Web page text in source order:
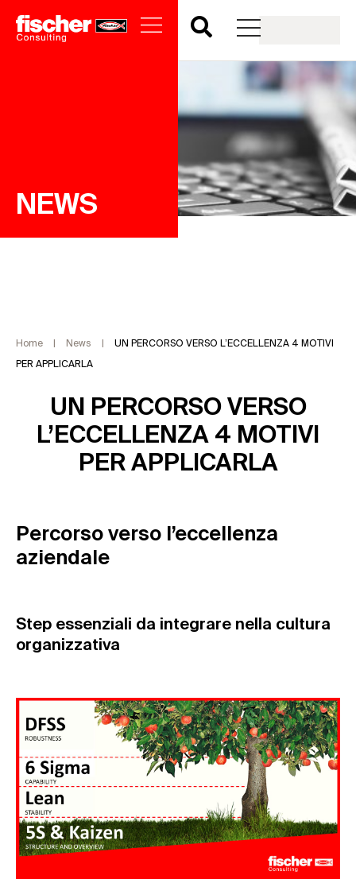
NEWS
Home | News |
UN PERCORSO VERSO L’ECCELLENZA 4 MOTIVI
PER APPLICARLA
UN PERCORSO VERSO
L’ECCELLENZA 4 MOTIVI
PER APPLICARLA
Percorso verso l’eccellenza
aziendale
Step essenziali da integrare nella cultura
organizzativa